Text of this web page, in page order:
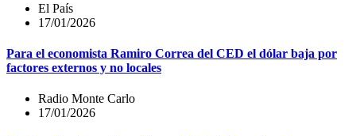
El País
17/01/2026
Para el economista Ramiro Correa del CED el dólar baja por
factores externos y no locales
Radio Monte Carlo
17/01/2026